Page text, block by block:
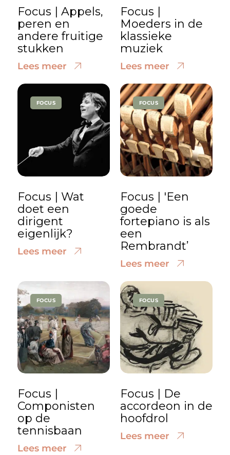
Focus | Appels,
peren en
andere fruitige
stukken
Lees meer
Focus |
Moeders in de
klassieke
muziek
Lees meer
FOCUS
Focus | Wat
doet een
dirigent
eigenlijk?
Lees meer
FOCUS
Focus | 'Een
goede
fortepiano is als
een
Rembrandt’
Lees meer
FOCUS
Focus |
Componisten
op de
tennisbaan
Lees meer
FOCUS
Focus | De
accordeon in de
hoofdrol
Lees meer